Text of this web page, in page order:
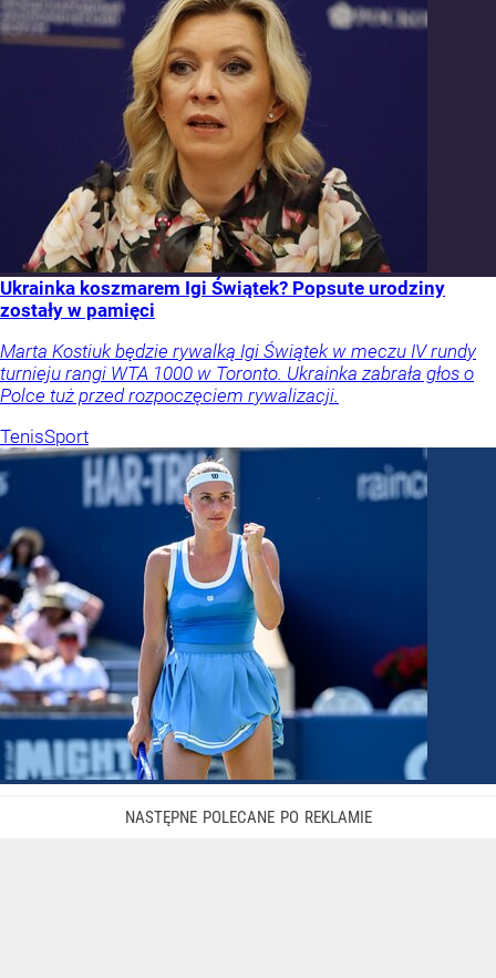
Ukrainka koszmarem Igi Świątek? Popsute urodziny
zostały w pamięci
Marta Kostiuk będzie rywalką Igi Świątek w meczu IV rundy
turnieju rangi WTA 1000 w Toronto. Ukrainka zabrała głos o
Polce tuż przed rozpoczęciem rywalizacji.
TenisSport